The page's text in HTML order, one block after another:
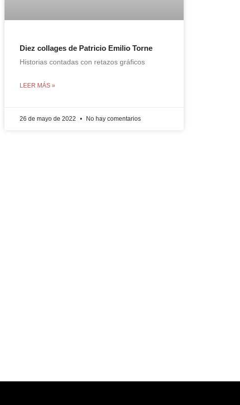
Diez collages de Patricio Emilio Torne
Historias contadas con retazos gráficos
LEER MÁS »
26 de mayo de 2022 No hay comentarios